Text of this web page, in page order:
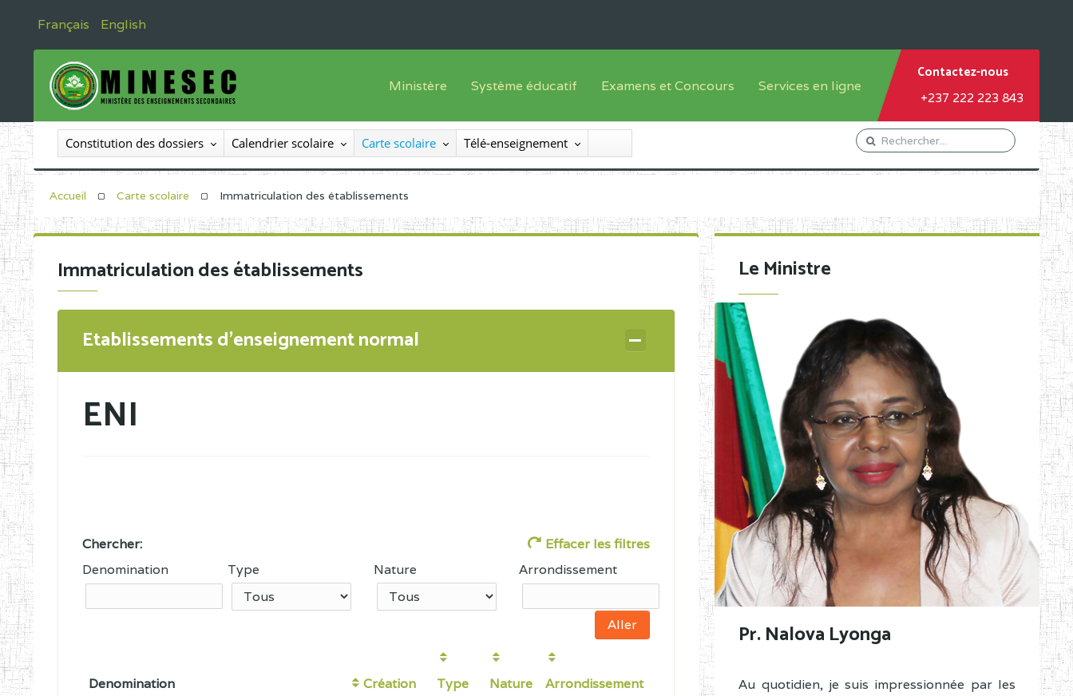
Français English
Ministère
Le Ministre
Le SEESEN
Inspection Générale des Enseignements
Organigramme
Système éducatif
Offre de formation
Sous système francophone
Progammes d'études
Examens et Concours
Inscriptions
Liste des candidats
Diplômes disponibles
Services en ligne
Orientation Conseil
Gestion du Personnel
Demande de subvention
Contactez-nous
+237 222 223 843
Constitution des dossiers Calendrier scolaire Carte scolaire Télé-enseignement
Accueil Carte scolaire Immatriculation des établissements
Immatriculation des établissements
Etablissements d'enseignement normal
ENI
Chercher:
Effacer les filtres
Denomination
Type Nature Arrondissement
Denomination Création Type Nature Arrondissement
Le Ministre
Pr. Nalova Lyonga
Au quotidien, je suis impressionnée par les